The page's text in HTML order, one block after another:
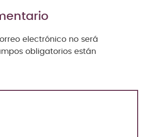
electrónico no será
obligatorios están